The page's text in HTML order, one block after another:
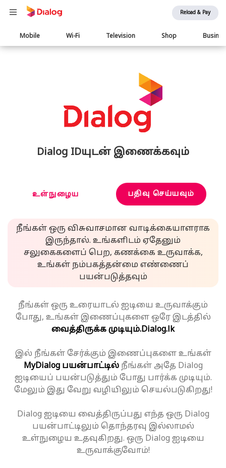
Reload & Pay
Main
navigation
Mobile Wi-Fi Television Shop
Dialog IDயுடன் இணைக்கவும்
உள்நுழைய பதிவு செய்யவும்
நீங்கள் ஒரு விசுவாசமான வாடிக்கையாளராக
இருந்தால். உங்களிடம் ஏதேனும்
சலுகைகளைப் பெற, கணக்கை உருவாக்க,
உங்கள் நம்பகத்தன்மை எண்ணைப்
பயன்படுத்தவும்
நீங்கள் ஒரு உரையாடல் ஐடியை உருவாக்கும்
போது, உங்கள் இணைப்புகளை ஒரே இடத்தில்
வைத்திருக்க முடியும்.Dialog.lk
இல் நீங்கள் சேர்க்கும் இணைப்புகளை உங்கள்
MyDialog பயன்பாட்டில்நீங்கள் அதே Dialog
ஐடியைப் பயன்படுத்தும் போது பார்க்க முடியும்.
மேலும் இது வேறு வழியிலும் செயல்படுகிறது!
Dialog ஐடியை வைத்திருப்பது எந்த ஒரு Dialog
பயன்பாட்டிலும் தொந்தரவு இல்லாமல்
உள்நுழைய உதவுகிறது. ஒரு Dialog ஐடியை
உருவாக்குவோம்!